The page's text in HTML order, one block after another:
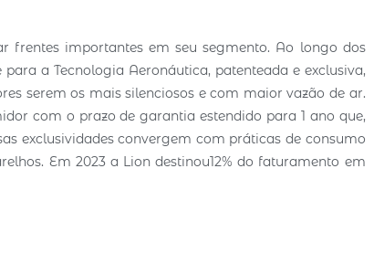
frentes importantes em seu segmento. Ao longo dos
a Tecnologia Aeronáutica, patenteada e exclusiva,
serem os mais silenciosos e com maior vazão de ar.
com o prazo de garantia estendido para 1 ano que,
exclusividades convergem com práticas de consumo
Em 2023 a Lion destinou12% do faturamento em